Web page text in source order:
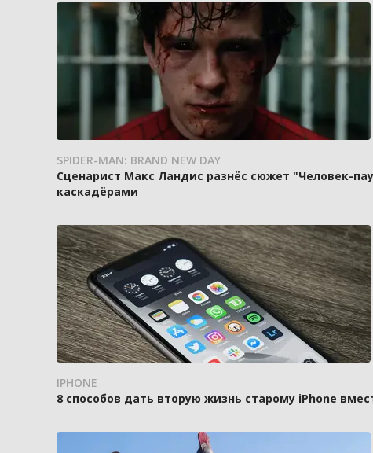
SPIDER-MAN: BRAND NEW DAY
Сценарист Макс Ландис разнёс сюжет "Человек-
каскадёрами
IPHONE
8 способов дать вторую жизнь старому iPhone